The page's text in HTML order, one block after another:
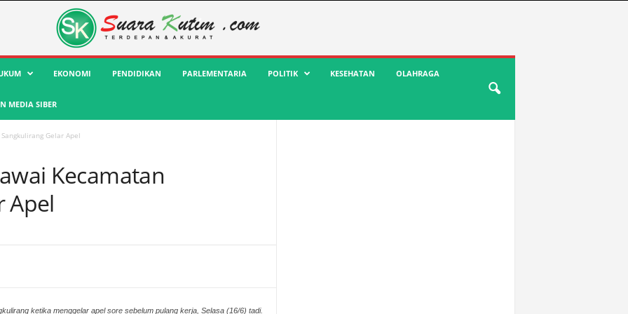
EKONOMI PENDIDIKAN PARLEMENTARIA POLITIK KESEHATAN OLAHRAGA
MEDIA SIBER
Gelar Apel
Kecamatan
Apel
ketika menggelar apel sore sebelum pulang kerja, Selasa (16/6) tadi.